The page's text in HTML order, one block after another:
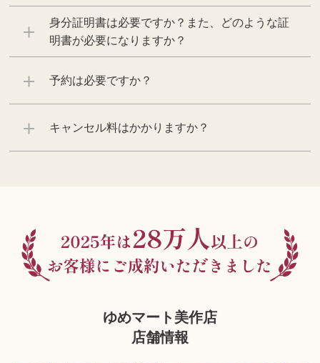
身分証明書は必要ですか？また、どのような証
明書が必要になりますか？
予約は必要ですか？
キャンセル料はかかりますか？
ゆめマート美作店
店舗情報